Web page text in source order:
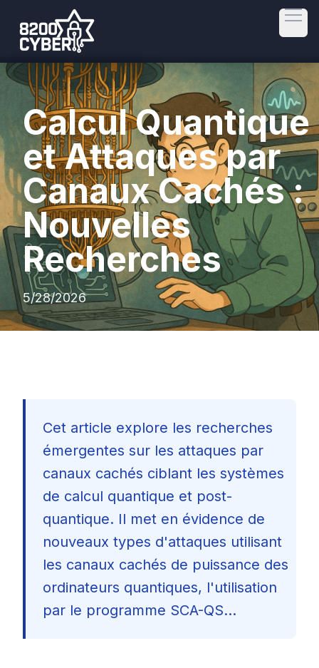
🇫🇷
Calcul Quantique
et Attaques par
Canaux Cachés :
Nouvelles
Recherches
5/28/2026
Cet article explore les recherches
émergentes sur les attaques par
canaux cachés ciblant les systèmes
de calcul quantique et post-
quantique. Il met en évidence de
nouveaux types d'attaques utilisant
les canaux cachés de puissance des
ordinateurs quantiques, l'utilisation
par le programme SCA-QS...